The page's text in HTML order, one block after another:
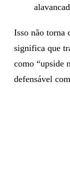
Isso não
significa que
como “upside
defensável